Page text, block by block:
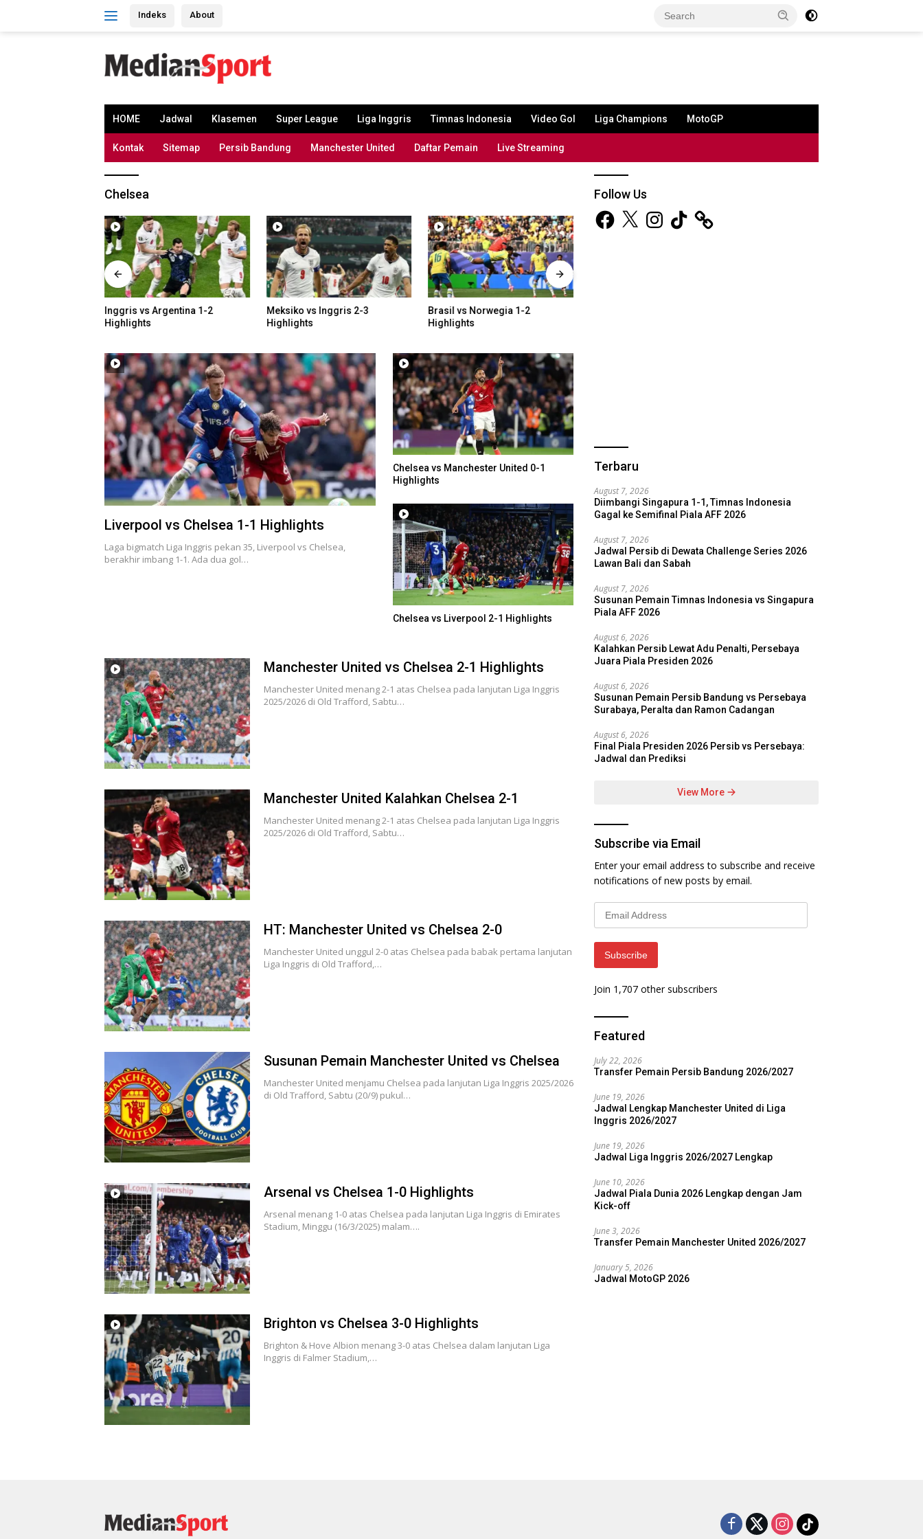
Indeks About
HOME Jadwal Klasemen Super League Liga Inggris Timnas Indonesia Video Gol Liga Champions MotoGP
Kontak Sitemap Persib Bandung Manchester United Daftar Pemain Live Streaming
Chelsea
Inggris vs Argentina 1-2
Highlights
Meksiko vs Inggris 2-3
Highlights
Brasil vs Norwegia 1-2
Highlights
Liverpool vs Chelsea 1-1 Highlights
Laga bigmatch Liga Inggris pekan 35, Liverpool vs Chelsea,
berakhir imbang 1-1. Ada dua gol…
Chelsea vs Manchester United 0-1
Highlights
Chelsea vs Liverpool 2-1 Highlights
Manchester United vs Chelsea 2-1 Highlights
Manchester United menang 2-1 atas Chelsea pada lanjutan Liga Inggris
2025/2026 di Old Trafford, Sabtu…
Manchester United Kalahkan Chelsea 2-1
Manchester United menang 2-1 atas Chelsea pada lanjutan Liga Inggris
2025/2026 di Old Trafford, Sabtu…
HT: Manchester United vs Chelsea 2-0
Manchester United unggul 2-0 atas Chelsea pada babak pertama lanjutan
Liga Inggris di Old Trafford,…
Susunan Pemain Manchester United vs Chelsea
Manchester United menjamu Chelsea pada lanjutan Liga Inggris 2025/2026
di Old Trafford, Sabtu (20/9) pukul…
Arsenal vs Chelsea 1-0 Highlights
Arsenal menang 1-0 atas Chelsea pada lanjutan Liga Inggris di Emirates
Stadium, Minggu (16/3/2025) malam….
Brighton vs Chelsea 3-0 Highlights
Brighton & Hove Albion menang 3-0 atas Chelsea dalam lanjutan Liga
Inggris di Falmer Stadium,…
Follow Us
Facebook
X InstagramTikTok
Terbaru
August 7, 2026
Diimbangi Singapura 1-1, Timnas Indonesia
Gagal ke Semifinal Piala AFF 2026
August 7, 2026
Jadwal Persib di Dewata Challenge Series 2026
Lawan Bali dan Sabah
August 7, 2026
Susunan Pemain Timnas Indonesia vs Singapura
Piala AFF 2026
August 6, 2026
Kalahkan Persib Lewat Adu Penalti, Persebaya
Juara Piala Presiden 2026
August 6, 2026
Susunan Pemain Persib Bandung vs Persebaya
Surabaya, Peralta dan Ramon Cadangan
August 6, 2026
Final Piala Presiden 2026 Persib vs Persebaya:
Jadwal dan Prediksi
View More
Subscribe via Email
Enter your email address to subscribe and receive
notifications of new posts by email.
Email
Address
Subscribe
Join 1,707 other subscribers
Featured
July 22, 2026
Transfer Pemain Persib Bandung 2026/2027
June 19, 2026
Jadwal Lengkap Manchester United di Liga
Inggris 2026/2027
June 19, 2026
Jadwal Liga Inggris 2026/2027 Lengkap
June 10, 2026
Jadwal Piala Dunia 2026 Lengkap dengan Jam
Kick-off
June 3, 2026
Transfer Pemain Manchester United 2026/2027
January 5, 2026
Jadwal MotoGP 2026